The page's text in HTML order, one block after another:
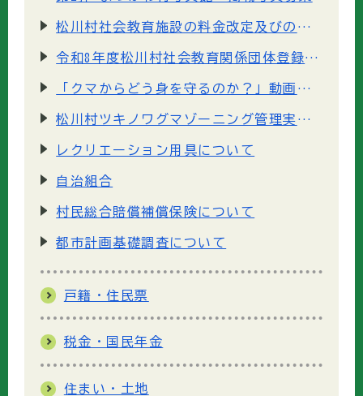
松川村社会教育施設の料金改定及びの予約システム導入のお知らせ
令和8年度松川村社会教育関係団体登録の認定申請書類について
「クマからどう身を守るのか？」動画をYoutubeで公開しています
松川村ツキノワグマゾーニング管理実施計画について
レクリエーション用具について
自治組合
村民総合賠償補償保険について
都市計画基礎調査について
戸籍・住民票
税金・国民年金
住まい・土地